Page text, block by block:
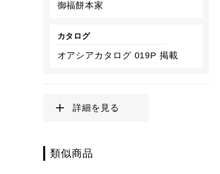
御福餅本家
カタログ
オアシアカタログ 019P 掲載
詳細を見る
類似商品